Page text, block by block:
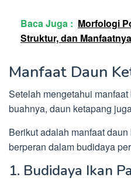
Baca Juga : Morfologi
Struktur, dan Manfaatnya
Manfaat Daun
Setelah mengetahui
buahnya, daun ketapang
Berikut adalah manfaat
berperan dalam budidaya
1. Budidaya Ikan